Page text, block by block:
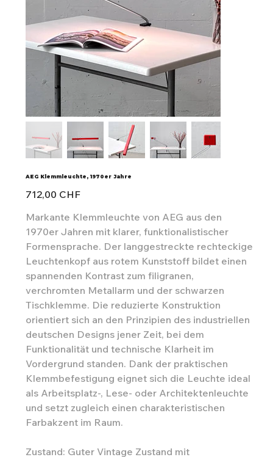
AEG Klemmleuchte, 1970er Jahre
Preis
712,00 CHF
Markante Klemmleuchte von AEG aus den
1970er Jahren mit klarer, funktionalistischer
Formensprache. Der langgestreckte rechteckige
Leuchtenkopf aus rotem Kunststoff bildet einen
spannenden Kontrast zum filigranen,
verchromten Metallarm und der schwarzen
Tischklemme. Die reduzierte Konstruktion
orientiert sich an den Prinzipien des industriellen
deutschen Designs jener Zeit, bei dem
Funktionalität und technische Klarheit im
Vordergrund standen. Dank der praktischen
Klemmbefestigung eignet sich die Leuchte ideal
als Arbeitsplatz-, Lese- oder Architektenleuchte
und setzt zugleich einen charakteristischen
Farbakzent im Raum.
Zustand: Guter Vintage Zustand mit